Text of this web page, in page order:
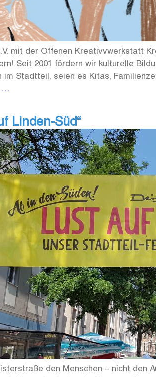
mit der Offenen Kreativvwerkstatt
Seit 2001 fördern wir kulturelle
im Stadtteil, seien es Kitas,
…
Linden-Süd“
den Menschen – nicht den